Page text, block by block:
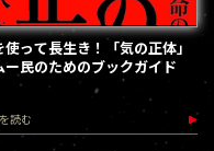
使って長生き！「気の正体」
ー民のためのブックガイド
読む